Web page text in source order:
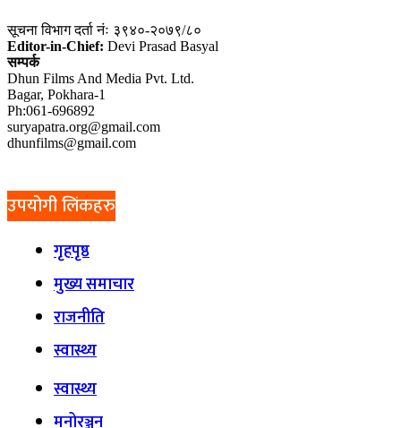
सूचना विभाग दर्ता नंः ३९४०-२०७९/८०
Editor-in-Chief: Devi Prasad Basyal
सम्पर्क
Dhun Films And Media Pvt. Ltd.
Bagar, Pokhara-1
Ph:061-696892
suryapatra.org@gmail.com
dhunfilms@gmail.com
उपयोगी लिंकहरु
गृहपृष्ठ
मुख्य समाचार
राजनीति
स्वास्थ्य
स्वास्थ्य